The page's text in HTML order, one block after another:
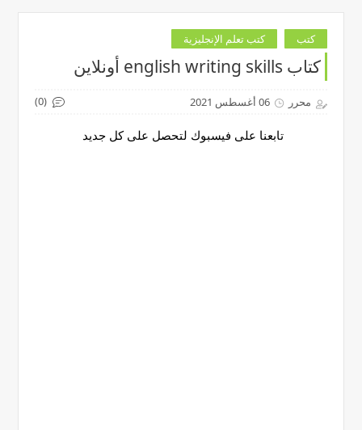
كتب كتب تعلم الإنجليزية
كتاب english writing skills أونلاين
محرر 06 أغسطس 2021 (0)
تابعنا على فيسبوك لتحصل على كل جديد